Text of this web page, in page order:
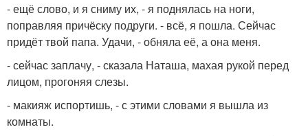
- ещё слово, и я сниму их, - я поднялась на ноги,
поправляя причёску подруги. - всё, я пошла. Сейчас
придёт твой папа. Удачи, - обняла её, а она меня.
- сейчас заплачу, - сказала Наташа, махая рукой перед
лицом, прогоняя слезы.
- макияж испортишь, - с этими словами я вышла из
комнаты.